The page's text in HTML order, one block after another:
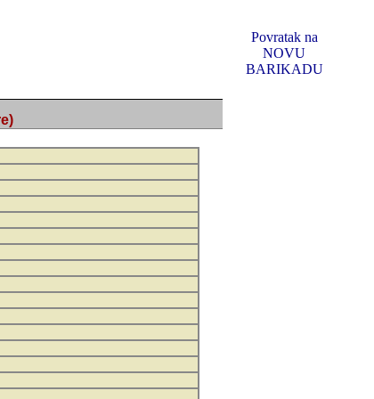
Povratak na
NOVU
BARIKADU